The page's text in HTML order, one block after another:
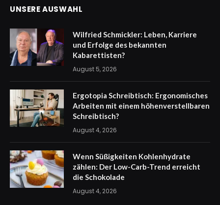
UNSERE AUSWAHL
Wilfried Schmickler: Leben, Karriere
und Erfolge des bekannten
Kabarettisten?
August 5, 2026
Ergotopia Schreibtisch: Ergonomisches
Arbeiten mit einem höhenverstellbaren
Schreibtisch?
August 4, 2026
Wenn Süßigkeiten Kohlenhydrate
zählen: Der Low-Carb-Trend erreicht
die Schokolade
August 4, 2026